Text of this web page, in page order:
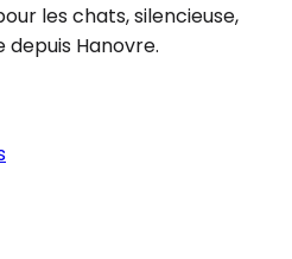
les chats, silencieuse,
Hanovre.